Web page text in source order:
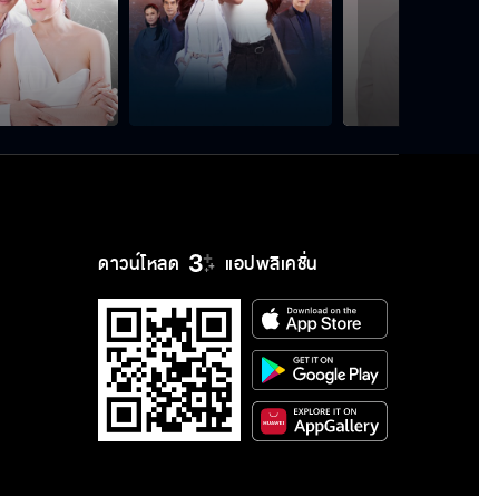
ดาวน์โหลด แอปพลิเคชั่น